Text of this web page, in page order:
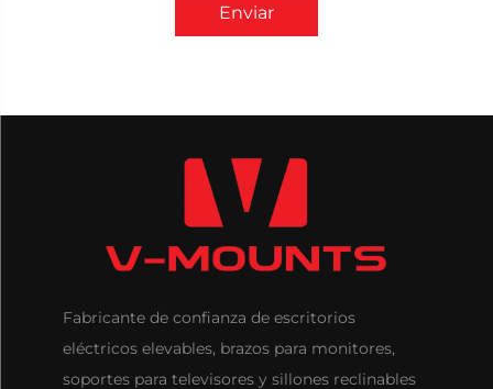
Enviar
Fabricante de confianza de escritorios
eléctricos elevables, brazos para monitores,
soportes para televisores y sillones reclinables